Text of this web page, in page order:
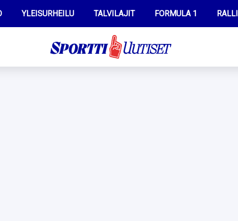
YLEISURHEILU TALVILAJIT FORMULA 1 RALLI